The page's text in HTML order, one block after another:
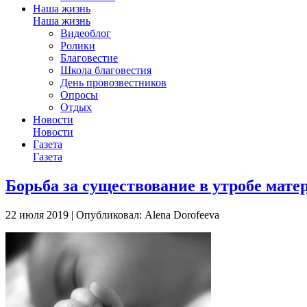
Наша жизнь
Наша жизнь
Видеоблог
Ролики
Благовестие
Школа благовестия
День провозвестников
Опросы
Отдых
Новости
Новости
Газета
Газета
Борьба за существование в утробе
22 июля 2019 | Опубликовал: Alena Dorofeeva